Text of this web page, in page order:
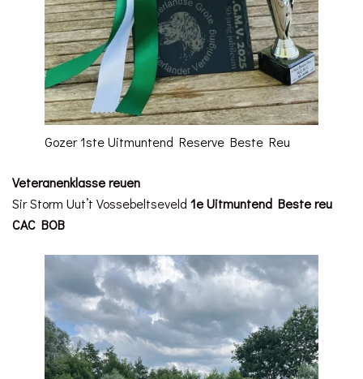
Gozer 1ste Uitmuntend Reserve Beste Reu
Veteranenklasse reuen
Sir Storm Uut’t Vossebeltseveld 1e Uitmuntend Beste reu
CAC BOB